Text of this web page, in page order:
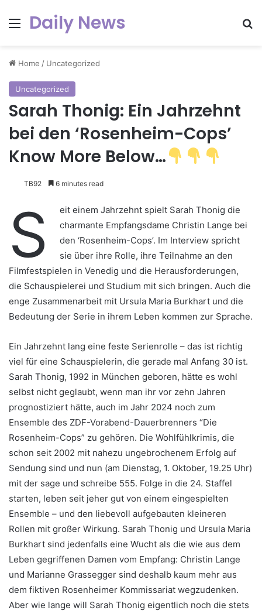
Menu
Daily News
Home / Uncategorized
Uncategorized
Sarah Thonig: Ein Jahrzehnt
bei den ‘Rosenheim-Cops’
Know More Below…
TB92 6 minutes read
S
eit einem Jahrzehnt spielt Sarah Thonig die
charmante Empfangsdame Christin Lange bei
den ‘Rosenheim-Cops’. Im Interview spricht
sie über ihre Rolle, ihre Teilnahme an den
Filmfestspielen in Venedig und die Herausforderungen,
die Schauspielerei und Studium mit sich bringen. Auch die
enge Zusammenarbeit mit Ursula Maria Burkhart und die
Bedeutung der Serie in ihrem Leben kommen zur Sprache.
Ein Jahrzehnt lang eine feste Serienrolle – das ist richtig
viel für eine Schauspielerin, die gerade mal Anfang 30 ist.
Sarah Thonig, 1992 in München geboren, hätte es wohl
selbst nicht geglaubt, wenn man ihr vor zehn Jahren
prognostiziert hätte, auch im Jahr 2024 noch zum
Ensemble des ZDF-Vorabend-Dauerbrenners “Die
Rosenheim-Cops” zu gehören. Die Wohlfühlkrimis, die
schon seit 2002 mit nahezu ungebrochenem Erfolg auf
Sendung sind und nun (am Dienstag, 1. Oktober, 19.25 Uhr)
mit der sage und schreibe 555. Folge in die 24. Staffel
starten, leben seit jeher gut von einem eingespielten
Ensemble – und den liebevoll aufgebauten kleineren
Rollen mit großer Wirkung. Sarah Thonig und Ursula Maria
Burkhart sind jedenfalls eine Wucht als die wie aus dem
Leben gegriffenen Damen vom Empfang: Christin Lange
und Marianne Grassegger sind deshalb kaum mehr aus
dem fiktiven Rosenheimer Kommissariat wegzudenken.
Aber wie lange will Sarah Thonig eigentlich noch die stets